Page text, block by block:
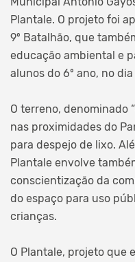
Plantale. O projeto foi
9º Batalhão, que
educação ambiental e
alunos do 6º ano, no
O terreno, denominado
nas proximidades do
para despejo de lixo.
Plantale envolve
conscientização da
do espaço para uso
crianças.
O Plantale, projeto que